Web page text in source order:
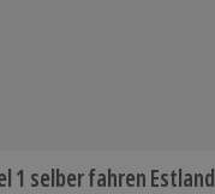
1 selber fahren Estland